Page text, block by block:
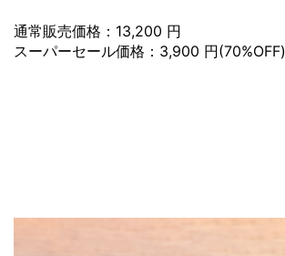
通常販売価格：13,200 円
スーパーセール価格：3,900 円(70%OFF)